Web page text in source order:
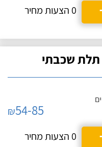
0 הצעות מחיר
שכבתי
₪54-85
0 הצעות מחיר